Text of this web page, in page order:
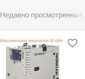
Недавно просмотренные